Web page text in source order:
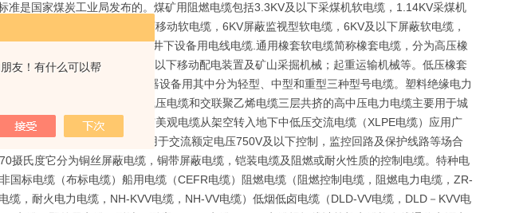
友！有什么可以帮
是国家煤炭工业局发布的。煤矿用阻燃电缆包括3.3KV及以下采煤机软电缆，1.14KV采煤机
屏蔽软电缆，1.14KV及以下移动软电缆，6KV屏蔽监视型软电缆，6KV及以下屏蔽软电缆，
多种型号规格的适用于煤矿井下设备用电线电缆.通用橡套软电缆简称橡套电缆，分为高压橡
缆用途：交流额定电压6kv及以下移动配电装置及矿山采掘机械；起重运输机械等。低压橡套
、电动工具和各种移动式电器设备用其中分为轻型、中型和重型三种型号电缆。塑料绝缘电力
压变压器下方连接设备用的低压电缆和交联聚乙烯电缆三层共挤的高中压电力电缆主要用于城
，西部开发等电力缺乏和城市美观电缆从架空转入地下中低压交流电缆（XLPE电缆）应用广
电缆执行标准GB9330-86适用于交流额定电压750V及以下控制，监控回路及保护线路等场合
摄氏度它分为铜丝屏蔽电缆，铜带屏蔽电缆，铠装电缆及阻燃或耐火性质的控制电缆。特种电
国标电缆（布标电缆）船用电缆（CEFR电缆）阻燃电缆（阻燃控制电缆，阻燃电力电缆，ZR-
缆，耐火电力电缆，NH-KVV电缆，NH-VV电缆）低烟低卤电缆（DLD-VV电缆，DLD－KVV电